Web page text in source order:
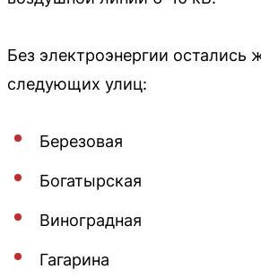
Без электроэнергии остались
следующих улиц:
Березовая
Богатырская
Виноградная
Гагарина